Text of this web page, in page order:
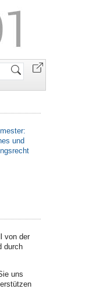
und
von der
durch
uns